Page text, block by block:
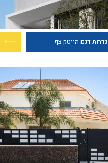
גדרות דגם הייטק צף